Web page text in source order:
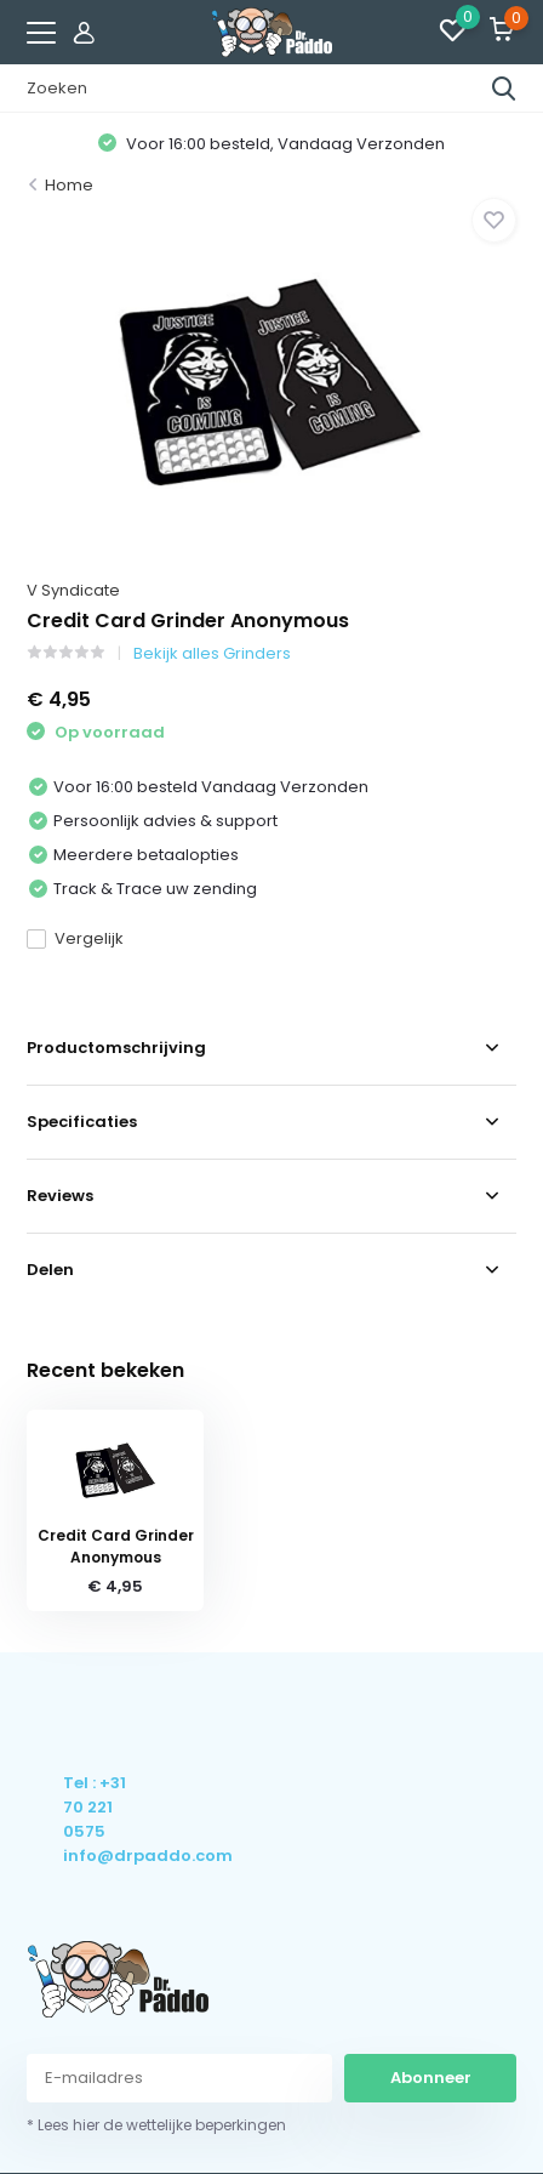
0 0
Voor 16:00 besteld, Vandaag Verzonden
Home
V Syndicate
Credit Card Grinder Anonymous
Bekijk alles Grinders
€ 4,95
Op voorraad
Voor 16:00 besteld Vandaag Verzonden
Persoonlijk advies & support
Meerdere betaalopties
Track & Trace uw zending
Vergelijk
Productomschrijving
Specificaties
Reviews
Delen
Recent bekeken
Credit Card Grinder
Anonymous
€ 4,95
Tel : +31
70 221
0575
info@drpaddo.com
Abonneer
* Lees hier de wettelijke beperkingen